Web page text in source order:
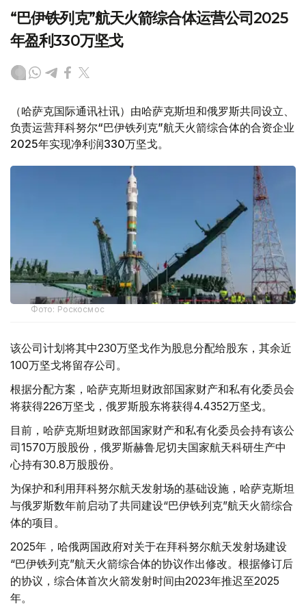
“巴伊铁列克”航天火箭综合体运营公司2025
年盈利330万坚戈
（哈萨克国际通讯社讯）由哈萨克斯坦和俄罗斯共同设立、
负责运营拜科努尔“巴伊铁列克”航天火箭综合体的合资企业
2025年实现净利润330万坚戈。
Фото: Роскосмос
该公司计划将其中230万坚戈作为股息分配给股东，其余近
100万坚戈将留存公司。
根据分配方案，哈萨克斯坦财政部国家财产和私有化委员会
将获得226万坚戈，俄罗斯股东将获得4.4352万坚戈。
目前，哈萨克斯坦财政部国家财产和私有化委员会持有该公
司1570万股股份，俄罗斯赫鲁尼切夫国家航天科研生产中
心持有30.8万股股份。
为保护和利用拜科努尔航天发射场的基础设施，哈萨克斯坦
与俄罗斯数年前启动了共同建设“巴伊铁列克”航天火箭综合
体的项目。
2025年，哈俄两国政府对关于在拜科努尔航天发射场建设
“巴伊铁列克”航天火箭综合体的协议作出修改。根据修订后
的协议，综合体首次火箭发射时间由2023年推迟至2025
年。